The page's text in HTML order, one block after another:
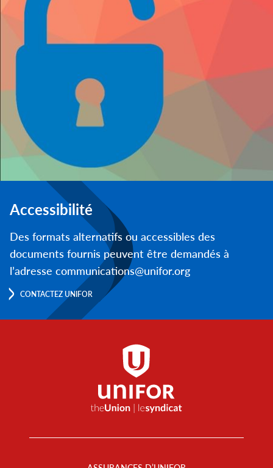
Accessibilité
Des formats alternatifs ou accessibles des
documents fournis peuvent être demandés à
l’adresse communications@unifor.org
CONTACTEZ UNIFOR